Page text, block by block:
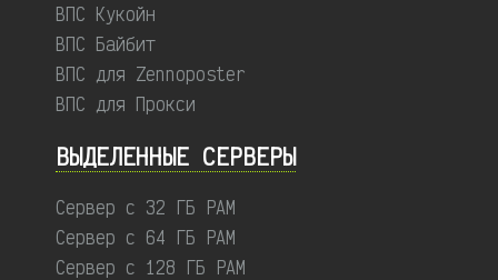
ВПС Кукойн
ВПС Байбит
ВПС для Zennoposter
ВПС для Прокси
ВЫДЕЛЕННЫЕ CЕРВЕРЫ
Сервер с 32 ГБ РАМ
Сервер с 64 ГБ РАМ
Сервер с 128 ГБ РАМ